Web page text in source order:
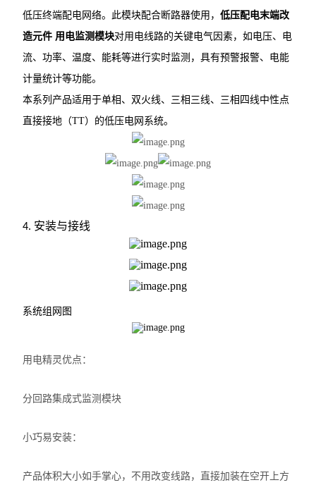
低压终端配电网络。此模块配合断路器使用，低压配电末端改
造元件 用电监测模块对用电线路的关键电气因素，如电压、电
流、功率、温度、能耗等进行实时监测，具有预警报警、电能
计量统计等功能。
本系列产品适用于单相、双火线、三相三线、三相四线中性点
直接接地（TT）的低压电网系统。
4. 安装与接线
系统组网图
用电精灵优点：
分回路集成式监测模块
小巧易安装：
产品体积大小如手掌心，不用改变线路，直接加装在空开上方